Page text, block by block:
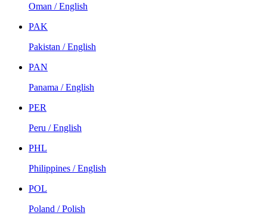
Oman / English
PAK
Pakistan / English
PAN
Panama / English
PER
Peru / English
PHL
Philippines / English
POL
Poland / Polish